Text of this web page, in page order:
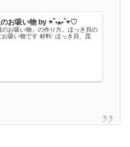
ほっき貝のお吸い物 by ⌯ˆ‎ •ﻌ•ˆ⌯♡
のお吸い物」の作り方。ほっき貝の
お吸い物です 材料: ほっき貝、昆